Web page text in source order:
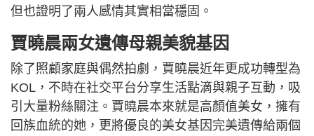
但也證明了兩人感情其實相當穩固。
賈曉晨兩女遺傳母親美貌基因
除了照顧家庭與偶然拍劇，賈曉晨近年更成功轉型為
KOL，不時在社交平台分享生活點滴與親子互動，吸
引大量粉絲關注。賈曉晨本來就是高顏值美女，擁有
回族血統的她，更將優良的美女基因完美遺傳給兩個